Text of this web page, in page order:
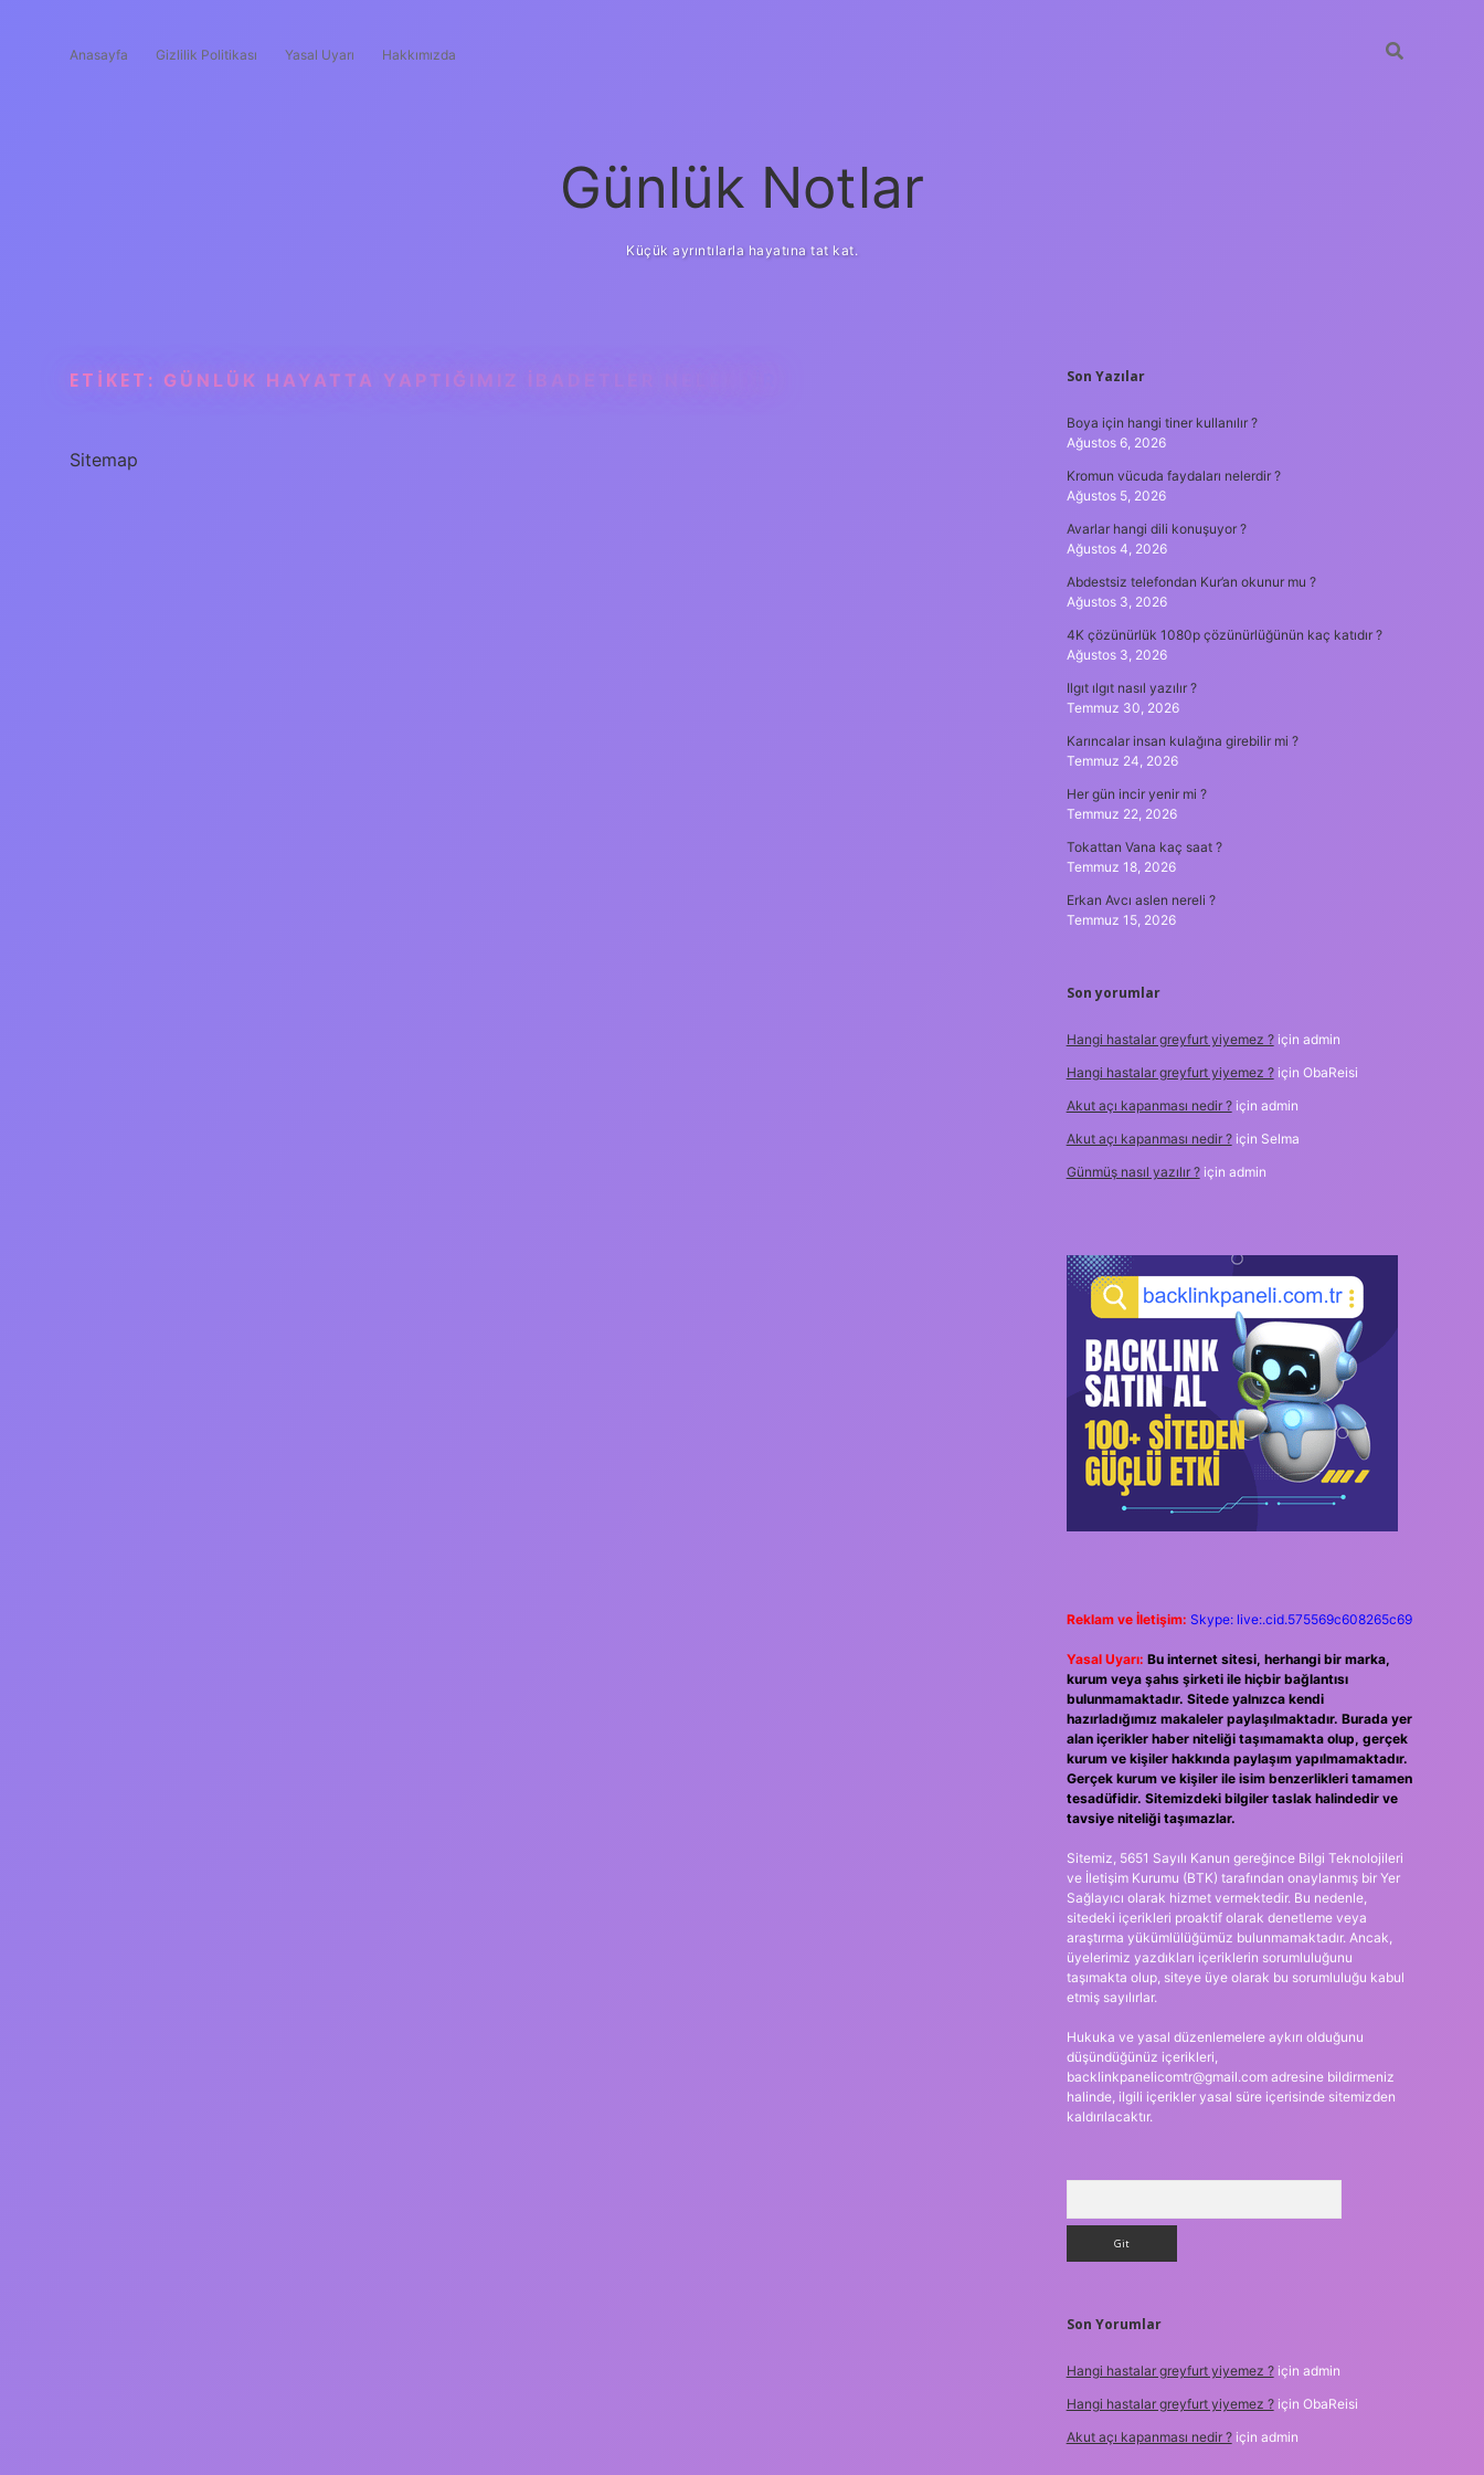
Anasayfa Gizlilik Politikası Yasal Uyarı Hakkımızda
Günlük Notlar
Küçük ayrıntılarla hayatına tat kat.
ETIKET: GÜNLÜK HAYATTA YAPTIĞIMIZ IBADETLER NELERDIR
Sitemap
SIDEBAR
Son Yazılar
Boya için hangi tiner kullanılır ?
Ağustos 6, 2026
Kromun vücuda faydaları nelerdir ?
Ağustos 5, 2026
Avarlar hangi dili konuşuyor ?
Ağustos 4, 2026
Abdestsiz telefondan Kur’an okunur mu ?
Ağustos 3, 2026
4K çözünürlük 1080p çözünürlüğünün kaç katıdır ?
Ağustos 3, 2026
Ilgıt ılgıt nasıl yazılır ?
Temmuz 30, 2026
Karıncalar insan kulağına girebilir mi ?
Temmuz 24, 2026
Her gün incir yenir mi ?
Temmuz 22, 2026
Tokattan Vana kaç saat ?
Temmuz 18, 2026
Erkan Avcı aslen nereli ?
Temmuz 15, 2026
Son yorumlar
Hangi hastalar greyfurt yiyemez ?için admin
Hangi hastalar greyfurt yiyemez ?için ObaReisi
Akut açı kapanması nedir ?için admin
Akut açı kapanması nedir ?için Selma
Günmüş nasıl yazılır ?için admin
Reklam ve İletişim: Skype: live:.cid.575569c608265c69
Yasal Uyarı: Bu internet sitesi, herhangi bir marka,
kurum veya şahıs şirketi ile hiçbir bağlantısı
bulunmamaktadır. Sitede yalnızca kendi
hazırladığımız makaleler paylaşılmaktadır. Burada yer
alan içerikler haber niteliği taşımamakta olup, gerçek
kurum ve kişiler hakkında paylaşım yapılmamaktadır.
Gerçek kurum ve kişiler ile isim benzerlikleri tamamen
tesadüfidir. Sitemizdeki bilgiler taslak halindedir ve
tavsiye niteliği taşımazlar.
Sitemiz, 5651 Sayılı Kanun gereğince Bilgi Teknolojileri
ve İletişim Kurumu (BTK) tarafından onaylanmış bir Yer
Sağlayıcı olarak hizmet vermektedir. Bu nedenle,
sitedeki içerikleri proaktif olarak denetleme veya
araştırma yükümlülüğümüz bulunmamaktadır. Ancak,
üyelerimiz yazdıkları içeriklerin sorumluluğunu
taşımakta olup, siteye üye olarak bu sorumluluğu kabul
etmiş sayılırlar.
Hukuka ve yasal düzenlemelere aykırı olduğunu
düşündüğünüz içerikleri,
backlinkpanelicomtr@gmail.comadresine bildirmeniz
halinde, ilgili içerikler yasal süre içerisinde sitemizden
kaldırılacaktır.
Son Yorumlar
Hangi hastalar greyfurt yiyemez ?için admin
Hangi hastalar greyfurt yiyemez ?için ObaReisi
Akut açı kapanması nedir ?için admin